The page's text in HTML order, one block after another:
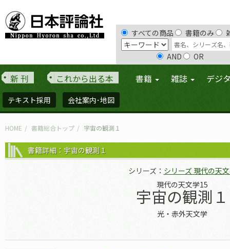
すべての商品 書籍のみ
AND OR
新 刊 これから出る本 書籍 雑誌 デジ
テキスト採用 会社案内･地図
HOME 書籍総合トップ 宇宙の観測１
書籍詳細：宇宙の観測１
シリーズ： シリーズ 現代の天
現代の天文学15
宇宙の観測１
光・赤外天文学